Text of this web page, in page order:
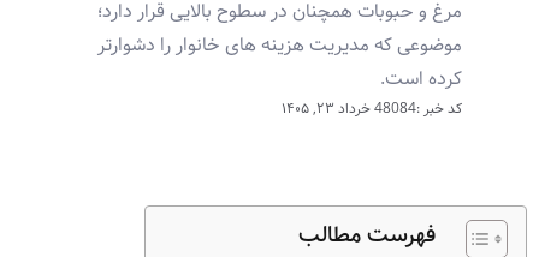
مرغ و حبوبات همچنان در سطوح بالایی قرار دارد؛
موضوعی که مدیریت هزینه های خانوار را دشوارتر
کرده است.
کد خبر :48084 خرداد ۲۳, ۱۴۰۵
فهرست مطالب